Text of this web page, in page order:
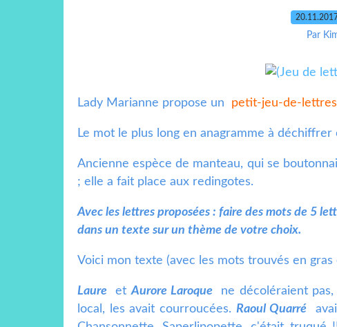
Par
Lady Marianne propose un petit-jeu-de-
Le mot le plus long en anagramme à déchiffrer
Ancienne espèce de manteau, qui se
; elle a fait place aux redingotes.
Avec les lettres proposées : faire des mots de 5
dans un texte sur un thème de votre choix.
Voici mon texte (avec les mots trouvés en gras
Laure etAurore Laroque ne décoléraient
local, les avait courroucées. Raoul Quarré